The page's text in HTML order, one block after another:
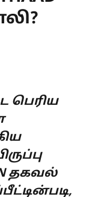
பெரிய
தகவல்